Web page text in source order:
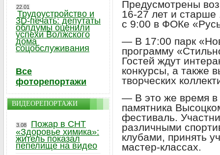
Предусмотрены
16-27 лет и старше
с 9:00 в ФОКе
— В 17:00 парк
программу
Гостей ждут
конкурсы, а также
творческих
— В это же время в
памятника
фестиваль.
различными
клубами, принять
мастер-классах.
22.01
Трудоустройство и
3D-печать: депутаты
облдумы оценили
успехи Волжского
дома
соцобслуживания
Все
фоторепортажи
ВИДЕОРЕПОРТАЖИ
3.08
Пожар в СНТ
«Здоровье химика»:
житель показал
пепелище на видео